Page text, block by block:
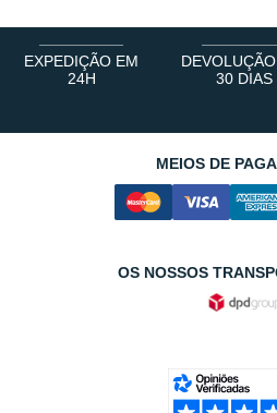
EXPEDIÇÃO EM
24H
30 DIAS
MEIOS DE
OS NOSSOS